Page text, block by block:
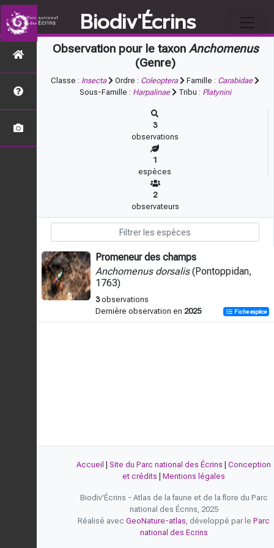
Biodiv'Écrins
Observation pour le taxon Anchomenus
(Genre)
Classe : Insecta Ordre : Coleoptera Famille : Carabidae
Sous-Famille : Harpalinae Tribu : Platynini
3
observations
1
espèces
2
observateurs
Promeneur des champs
Anchomenus dorsalis(Pontoppidan,
1763)
3observations
Dernière observation en 2025 Fiche espèce
Accueil Site du Parc national des Écrins
Conception
et crédits
Mentions légales
Biodiv'Écrins - Atlas de la faune et de la flore du Parc
national des Écrins, 2025
Réalisé avec GeoNature-atlas, développé par le Parc
national des Ecrins